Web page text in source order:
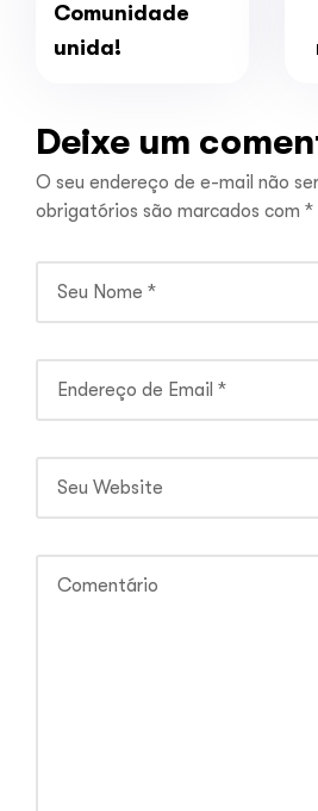
Comunidade
unida!
Deixe um
O seu endereço de e-mail não
obrigatórios são marcados com *